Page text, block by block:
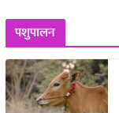
पशुपालन